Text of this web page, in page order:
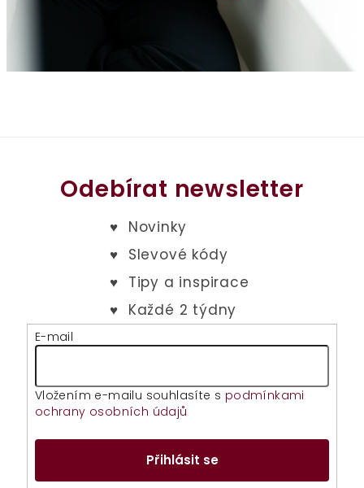
Odebírat newsletter
E-mail
Vložením e-mailu souhlasíte s podmínkami
ochrany osobních údajů
Přihlásit se